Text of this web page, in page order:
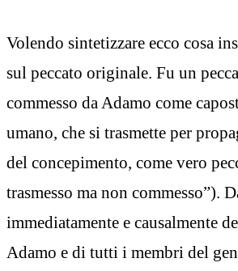
Volendo sintetizzare ecco cosa
sul peccato originale. Fu un
commesso da Adamo come
umano, che si trasmette per
del concepimento, come vero
trasmesso ma non commesso”).
immediatamente e causalmente
Adamo e di tutti i membri del